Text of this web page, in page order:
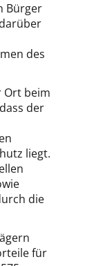
Bürger
des
Ort beim
der
liegt.
die
für